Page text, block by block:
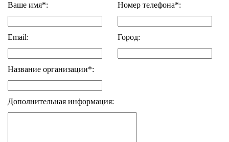
Ваше имя*:
Номер телефона*:
Email: Город:
Название организации*:
Дополнительная информация: